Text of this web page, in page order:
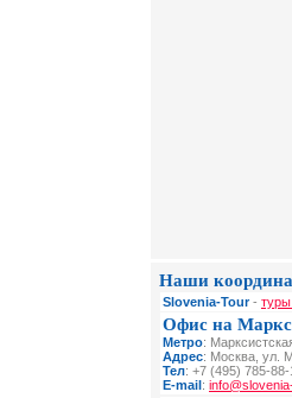
Наши
Slovenia-Tour-
Офис на
Метро:
Адрес: Москва, ул.
Тел: +7 (495) 785-
E-mail: